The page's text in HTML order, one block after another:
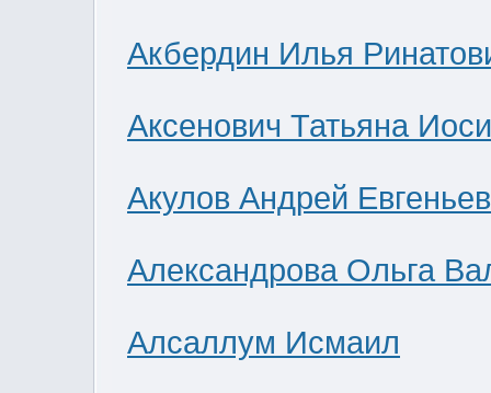
Акбердин Илья
Аксенович Татьяна
Акулов Андрей
Александрова Ольга
Алсаллум Исмаил